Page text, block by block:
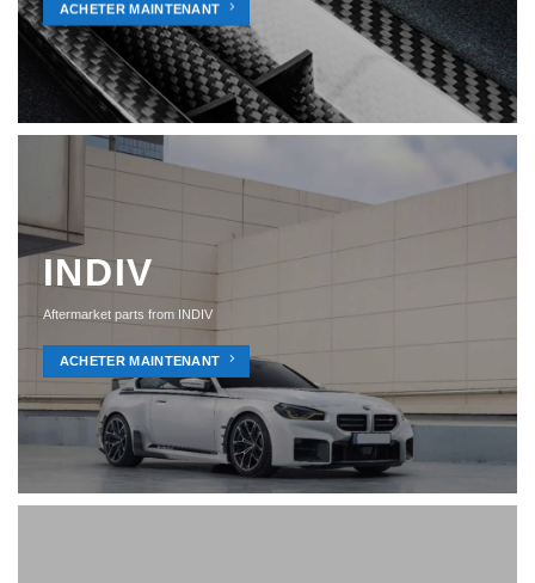
ACHETER MAINTENANT
INDIV
Aftermarket parts from INDIV
ACHETER MAINTENANT